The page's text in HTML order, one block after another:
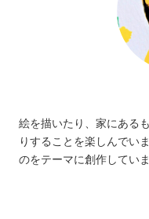
絵を描いたり、家にある
りすることを楽しんでい
のをテーマに創作していま